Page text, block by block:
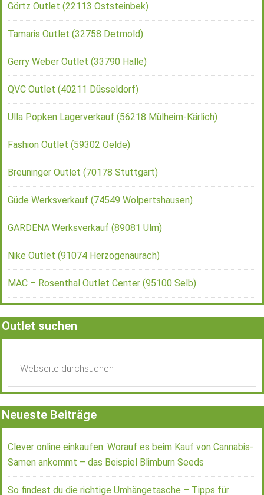
Görtz Outlet (22113 Oststeinbek)
Tamaris Outlet (32758 Detmold)
Gerry Weber Outlet (33790 Halle)
QVC Outlet (40211 Düsseldorf)
Ulla Popken Lagerverkauf (56218 Mülheim-Kärlich)
Fashion Outlet (59302 Oelde)
Breuninger Outlet (70178 Stuttgart)
Güde Werksverkauf (74549 Wolpertshausen)
GARDENA Werksverkauf (89081 Ulm)
Nike Outlet (91074 Herzogenaurach)
MAC – Rosenthal Outlet Center (95100 Selb)
Outlet suchen
Neueste Beiträge
Clever online einkaufen: Worauf es beim Kauf von Cannabis-
Samen ankommt – das Beispiel Blimburn Seeds
So findest du die richtige Umhängetasche – Tipps für